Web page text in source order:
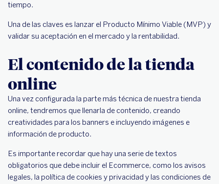
tiempo.
Una de las claves es lanzar el Producto Mínimo Viable (MVP) y
validar su aceptación en el mercado y la rentabilidad.
El contenido de la tienda
online
Una vez configurada la parte más técnica de nuestra tienda
online, tendremos que llenarla de contenido, creando
creatividades para los banners e incluyendo imágenes e
información de producto.
Es importante recordar que hay una serie de textos
obligatorios que debe incluir el Ecommerce, como los avisos
legales, la política de cookies y privacidad y las condiciones de